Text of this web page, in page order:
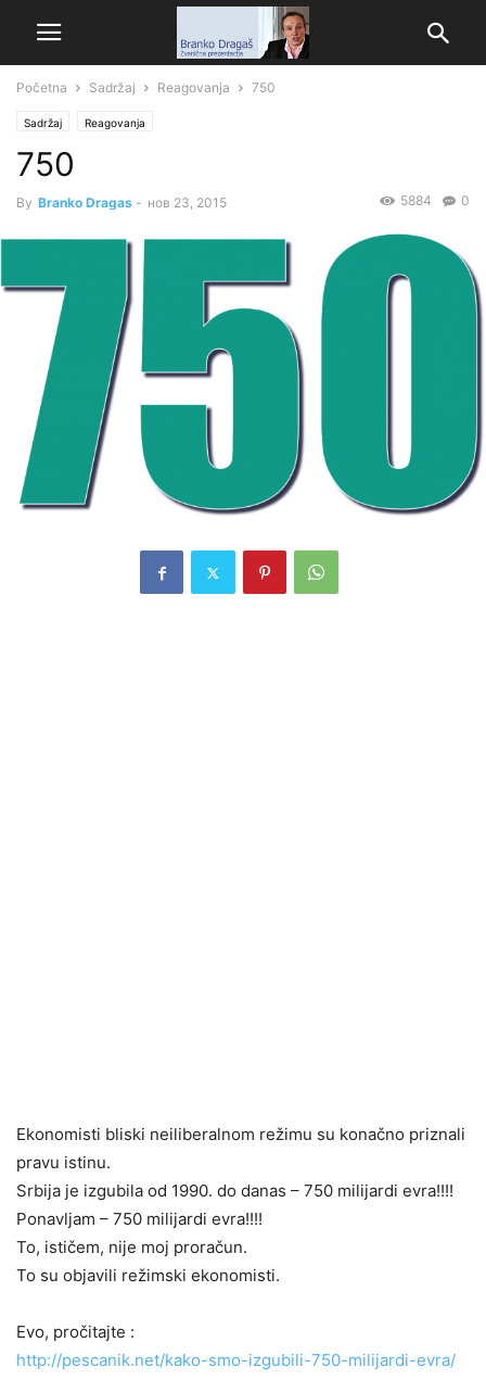
Početna Sadržaj Reagovanja 750
Sadržaj Reagovanja
750
By Branko Dragas - нов 23, 2015 0
5884
Ekonomisti bliski neiliberalnom režimu su konačno priznali
pravu istinu.
Srbija je izgubila od 1990. do danas – 750 milijardi evra!!!!
Ponavljam – 750 milijardi evra!!!!
To, ističem, nije moj proračun.
To su objavili režimski ekonomisti.
Evo, pročitajte :
http://pescanik.net/kako-smo-izgubili-750-milijardi-evra/